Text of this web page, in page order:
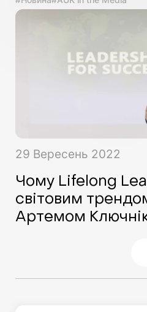
29 Вересень 2022
Чому Lifelong
світовим
Артемом